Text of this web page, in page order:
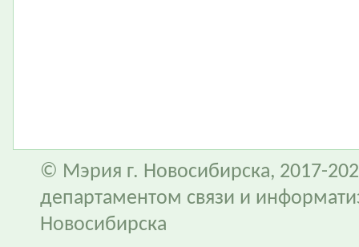
© Мэрия г. Новосибирска, 2017-
департаментом связи и
Новосибирска